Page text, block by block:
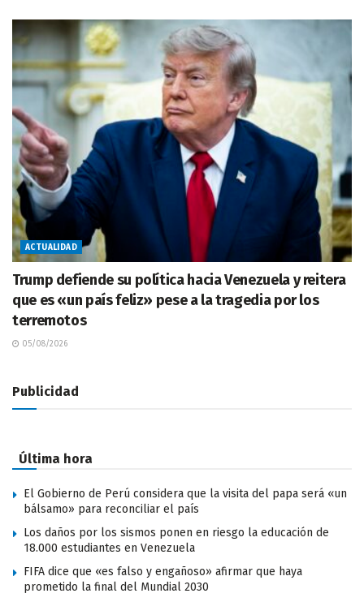
ACTUALIDAD
Trump defiende su política hacia Venezuela y reitera
que es «un país feliz» pese a la tragedia por los
terremotos
05/08/2026
Publicidad
Última hora
El Gobierno de Perú considera que la visita del papa será «un
bálsamo» para reconciliar el país
Los daños por los sismos ponen en riesgo la educación de
18.000 estudiantes en Venezuela
FIFA dice que «es falso y engañoso» afirmar que haya
prometido la final del Mundial 2030